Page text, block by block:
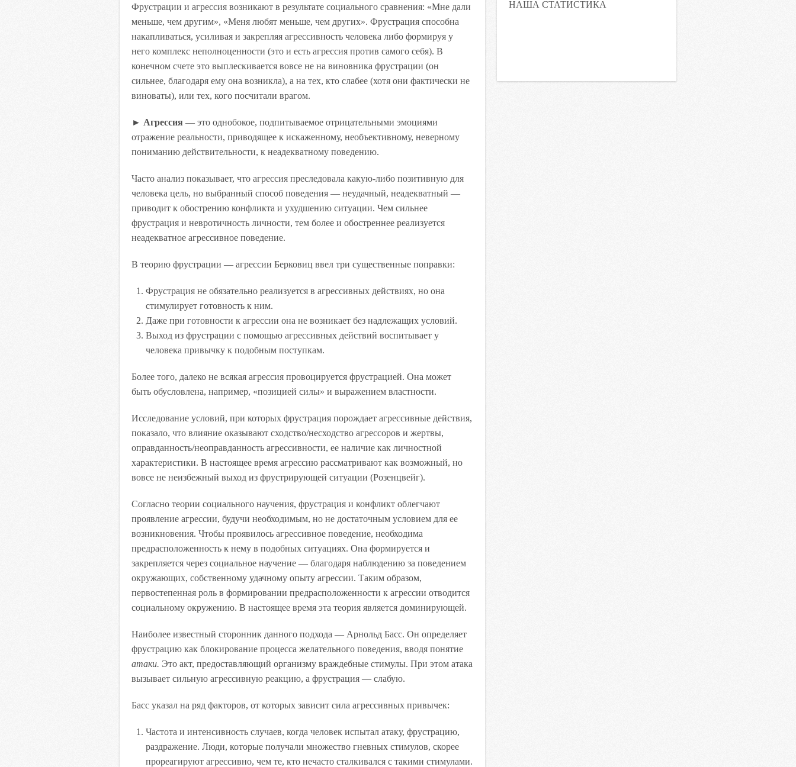
Фрустрации и агрессия возникают в результате социального сравнения: «Мне дали
меньше, чем другим», «Меня любят меньше, чем других». Фрустрация способна
накапливаться, усиливая и закрепляя агрессивность человека либо формируя у
него комплекс неполноценности (это и есть агрессия против самого себя). В
конечном счете это выплескивается вовсе не на виновника фрустрации (он
сильнее, благодаря ему она возникла), а на тех, кто слабее (хотя они фактически не
виноваты), или тех, кого посчитали врагом.
► Агрессия — это однобокое, подпитываемое отрицательными эмоциями
отражение реальности, приводящее к искаженному, необъективному, неверному
пониманию действительности, к неадекватному поведению.
Часто анализ показывает, что агрессия преследовала какую-либо позитивную для
человека цель, но выбранный способ поведения — неудачный, неадекватный —
приводит к обострению конфликта и ухудшению ситуации. Чем сильнее
фрустрация и невротичность личности, тем более и обостреннее реализуется
неадекватное агрессивное поведение.
В теорию фрустрации — агрессии Берковиц ввел три существенные поправки:
Фрустрация не обязательно реализуется в агрессивных действиях, но она
стимулирует готовность к ним.
Даже при готовности к агрессии она не возникает без надлежащих условий.
Выход из фрустрации с помощью агрессивных действий воспитывает у
человека привычку к подобным поступкам.
Более того, далеко не всякая агрессия провоцируется фрустрацией. Она может
быть обусловлена, например, «позицией силы» и выражением властности.
Исследование условий, при которых фрустрация порождает агрессивные действия,
показало, что влияние оказывают сходство/несходство агрессоров и жертвы,
оправданность/неоправданность агрессивности, ее наличие как личностной
характеристики. В настоящее время агрессию рассматривают как возможный, но
вовсе не неизбежный выход из фрустрирующей ситуации (Розенцвейг).
Согласно теории социального научения, фрустрация и конфликт облегчают
проявление агрессии, будучи необходимым, но не достаточным условием для ее
возникновения. Чтобы проявилось агрессивное поведение, необходима
предрасположенность к нему в подобных ситуациях. Она формируется и
закрепляется через социальное научение — благодаря наблюдению за поведением
окружающих, собственному удачному опыту агрессии. Таким образом,
первостепенная роль в формировании предрасположенности к агрессии отводится
социальному окружению. В настоящее время эта теория является доминирующей.
Наиболее известный сторонник данного подхода — Арнольд Басс. Он определяет
фрустрацию как блокирование процесса желательного поведения, вводя понятие
атаки. Это акт, предоставляющий организму враждебные стимулы. При этом атака
вызывает сильную агрессивную реакцию, а фрустрация — слабую.
Басс указал на ряд факторов, от которых зависит сила агрессивных привычек:
Частота и интенсивность случаев, когда человек испытал атаку, фрустрацию,
раздражение. Люди, которые получали множество гневных стимулов, скорее
прореагируют агрессивно, чем те, кто нечасто сталкивался с такими стимулами.
НАША СТАТИСТИКА